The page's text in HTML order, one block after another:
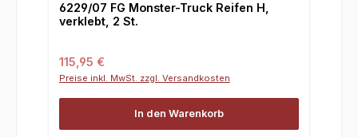
6229/07 FG Monster-Truck Reifen H,
verklebt, 2 St.
Regulärer Preis:
115,95 €
Preise inkl. MwSt. zzgl. Versandkosten
In den Warenkorb